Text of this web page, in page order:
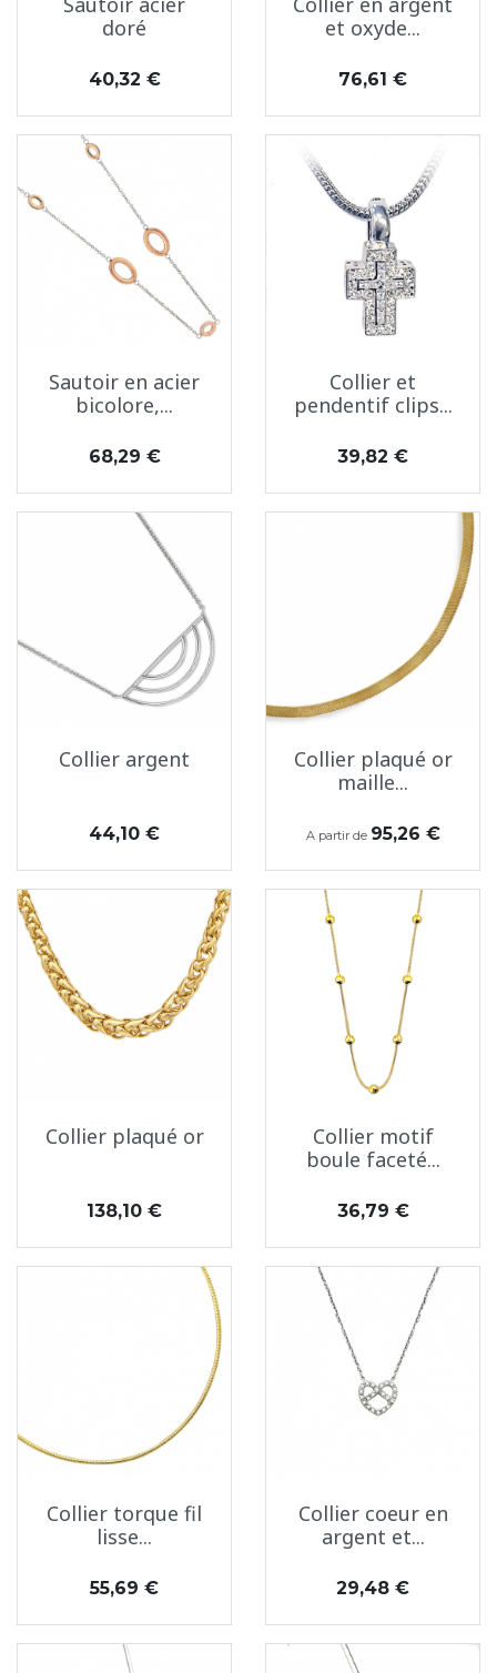
doré
Prix
40,32 €
et oxyde...
Prix
76,61 €
Sautoir en acier
bicolore,...
Prix
68,29 €
Collier et
pendentif clips...
Prix
39,82 €
Collier argent
Prix
44,10 €
Collier plaqué or
maille...
A partir de Prix
95,26 €
Collier plaqué or
Prix
138,10 €
Collier motif
boule faceté...
Prix
36,79 €
Collier torque fil
lisse...
Prix
55,69 €
Collier coeur en
argent et...
Prix
29,48 €